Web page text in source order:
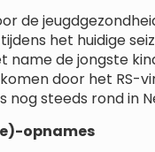
de
het huidige
name de jongste
door het RS-
nog steeds rond in
opnames